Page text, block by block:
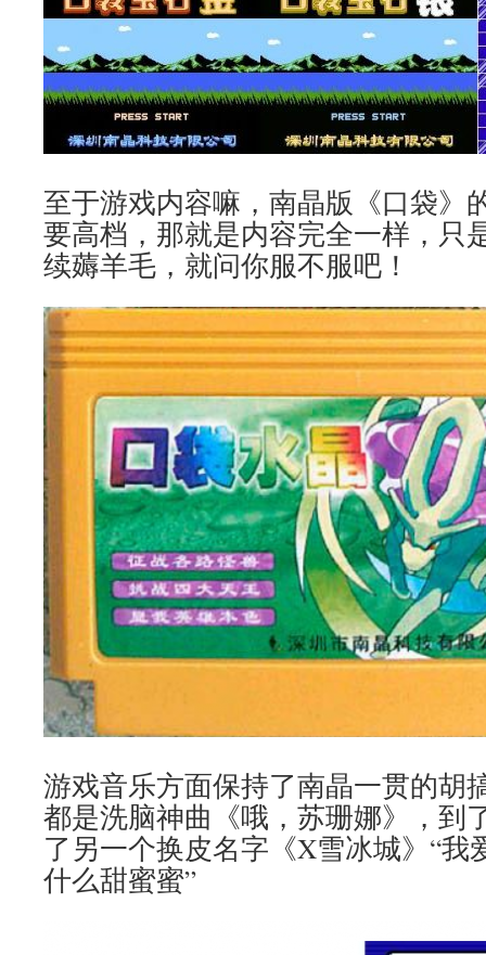
至于游戏内容嘛，南晶版《口袋》
要高档，那就是内容完全一样，只
续薅羊毛，就问你服不服吧！
游戏音乐方面保持了南晶一贯的胡
都是洗脑神曲《哦，苏珊娜》，到
了另一个换皮名字《X雪冰城》“我
什么甜蜜蜜”